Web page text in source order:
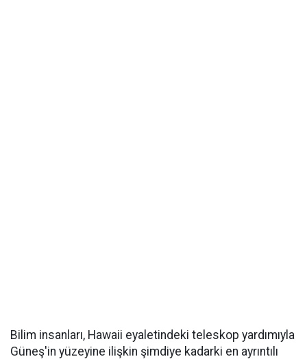
Bilim insanları, Hawaii eyaletindeki teleskop yardımıyla
Güneş'in yüzeyine ilişkin şimdiye kadarki en ayrıntılı